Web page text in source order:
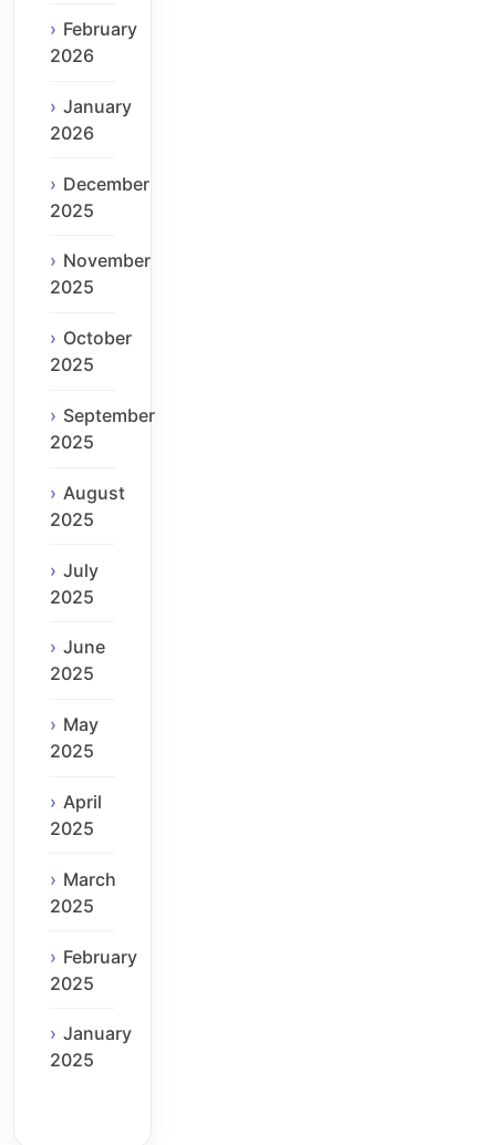
February
2026
January
2026
December
2025
November
2025
October
2025
September
2025
August
2025
July
2025
June
2025
May
2025
April
2025
March
2025
February
2025
January
2025